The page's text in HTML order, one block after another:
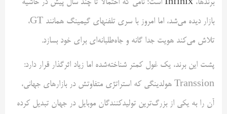
برندها، Infinix است؛ نامی که احتمالا تا چند سال پیش در حاشیه
بازار دیده می‌شد، اما امروز با سری‌ تلفنهای گیمینگ همانند GT،
تلاش می‌کند هویت جدا گانه و جاه‌طلبانه‌ای برای خود بسازد.
پشت این برند، یک غول کمتر شناخته‌شده اما زیاد اثرگذار قرار دارد:
Transsion هولدینگی که استراتژی متفاوتش در بازارهای جهانی،
آن را به یکی از بزرگ‌ترین تولیدکنندگان موبایل در جهان تبدیل کرده